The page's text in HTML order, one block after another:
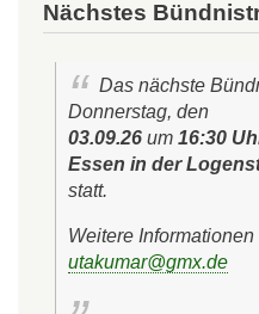
Nächstes
Das nächste
Donnerstag, den
03.09.26 um 16:30
Essen in der
statt.
Weitere
utakumar@gmx.de